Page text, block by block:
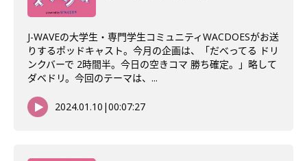
J-WAVEの大学生・専門学生コミュニティWACDOESがお送
りするポッドキャスト。今月の企画は、「だべってる ドリ
ンクバーで 2時間半。今日の空きコマ 勝ち確定。」略して
ダベドリ。今回のテーマは、...
2024.01.10 |00:07:27